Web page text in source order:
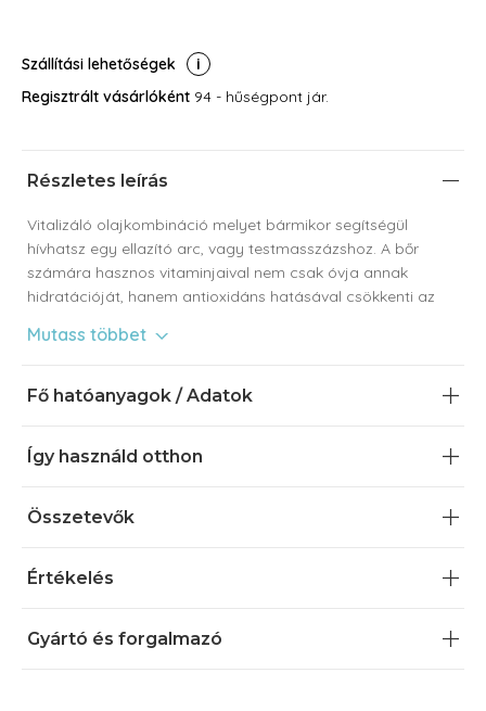
Részletes leírás
Vitalizáló olajkombináció melyet bármikor segítségül
hívhatsz egy ellazító arc, vagy testmasszázshoz. A bőr
számára hasznos vitaminjaival nem csak óvja annak
hidratációját, hanem antioxidáns hatásával csökkenti az
fenntartásában és antioxidáns hatásúak. Megkötik a nem
látják el a bőrt, hogy az megőrízze vitalitását. Növényi olaj
megakadályozzák annak nem kívánatos vízvesztését.
Növényi olaj kivonataival (napraforgóolaj,
Mutass többet
Fő hatóanyagok / Adatok
Így használd otthon
Összetevők
Értékelés
Gyártó és forgalmazó
Szállítási lehetőségek
Regisztrált vásárlóként 94 - hűségpont jár.